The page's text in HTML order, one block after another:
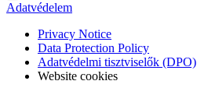
Adatvédelem
Privacy Notice
Data Protection Policy
Adatvédelmi tisztviselők (DPO)
Website cookies